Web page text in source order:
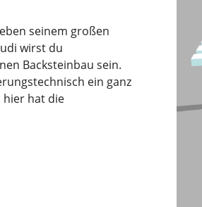
seinem großen
wirst du
Backsteinbau sein.
ein ganz
hier hat die